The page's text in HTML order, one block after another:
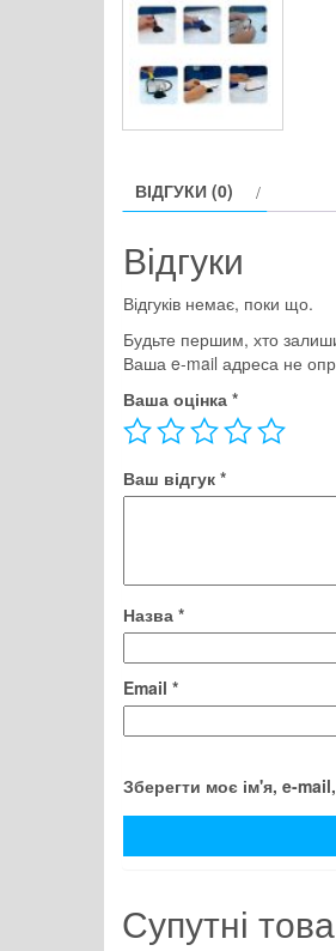
ВІДГУКИ (0)
Відгуки
Відгуків немає, поки що.
Будьте першим, хто
Ваша e-mail адреса не
Ваша оцінка *
Ваш відгук *
Назва *
Email *
Зберегти моє ім'я, e-
Супутні